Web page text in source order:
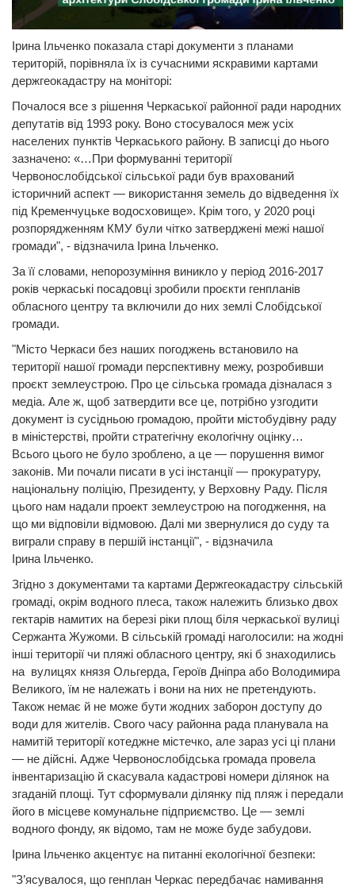
Ірина Ільченко показала старі документи з планами
територій, порівняла їх із сучасними яскравими картами
держгеокадастру на моніторі:
Почалося все з рішення Черкаської районної ради народних
депутатів від 1993 року. Воно стосувалося меж усіх
населених пунктів Черкаського району. В записці до нього
зазначено: «…При формуванні території
Червонослобідської сільської ради був врахований
історичний аспект — використання земель до відведення їх
під Кременчуцьке водосховище». Крім того, у 2020 році
розпорядженням КМУ були чітко затверджені межі нашої
громади", - відзначила Ірина Ільченко.
За її словами, непорозуміння виникло у період 2016-2017
років черкаські посадовці зробили проєкти генпланів
обласного центру та включили до них землі Слобідської
громади.
"Місто Черкаси без наших погоджень встановило на
території нашої громади перспективну межу, розробивши
проєкт землеустрою. Про це сільська громада дізналася з
медіа. Але ж, щоб затвердити все це, потрібно узгодити
документ із сусідньою громадою, пройти містобудівну раду
в міністерстві, пройти стратегічну екологічну оцінку…
Всього цього не було зроблено, а це — порушення вимог
законів. Ми почали писати в усі інстанції — прокуратуру,
національну поліцію, Президенту, у Верховну Раду. Після
цього нам надали проект землеустрою на погодження, на
що ми відповіли відмовою. Далі ми звернулися до суду та
виграли справу в першій інстанції", - відзначила
Ірина Ільченко.
Згідно з документами та картами Держгеокадастру сільській
громаді, окрім водного плеса, також належить близько двох
гектарів намитих на березі ріки площ біля черкаської вулиці
Сержанта Жужоми. В сільській громаді наголосили: на жодні
інші території чи пляжі обласного центру, які б знаходились
на вулицях князя Ольгерда, Героїв Дніпра або Володимира
Великого, їм не належать і вони на них не претендують.
Також немає й не може бути жодних заборон доступу до
води для жителів. Свого часу районна рада планувала на
намитій території котеджне містечко, але зараз усі ці плани
— не дійсні. Адже Червонослобідська громада провела
інвентаризацію й скасувала кадастрові номери ділянок на
згаданій площі. Тут сформували ділянку під пляж і передали
його в місцеве комунальне підприємство. Це — землі
водного фонду, як відомо, там не може буде забудови.
Ірина Ільченко акцентує на питанні екологічної безпеки:
"З’ясувалося, що генплан Черкас передбачає намивання